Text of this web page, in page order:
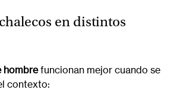
en distintos
hombrefuncionan mejor cuando se
contexto: